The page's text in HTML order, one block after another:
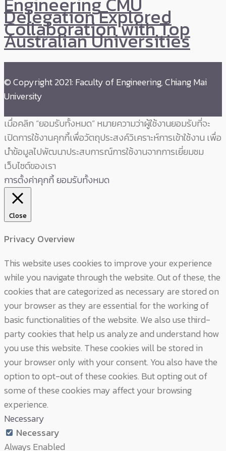
Delegation Explored
Collaboration with Top
Australian Universities
© Copyright 2021: Faculty of Engineering, Chiang Mai
University
เมื่อคลิก “ยอมรับทั้งหมด” หมายความว่าผู้ใช้งานยอมรับที่จะ
เปิดการใช้งานคุกกี้เพื่อวัตถุประสงค์วิเคราะห์การเข้าใช้งาน เพื่อ
นำข้อมูลไปพัฒนาประสบการณ์การใช้งานจากการเยี่ยมชม
เว็บไซต์ของเรา
การตั้งค่าคุกกี้ยอมรับทั้งหมด
Close
Privacy Overview
This website uses cookies to improve your experience
while you navigate through the website. Out of these, the
cookies that are categorized as necessary are stored on
your browser as they are essential for the working of
basic functionalities of the website. We also use third-
party cookies that help us analyze and understand how
you use this website. These cookies will be stored in
your browser only with your consent. You also have the
option to opt-out of these cookies. But opting out of
some of these cookies may affect your browsing
experience.
Necessary
Necessary
Always Enabled